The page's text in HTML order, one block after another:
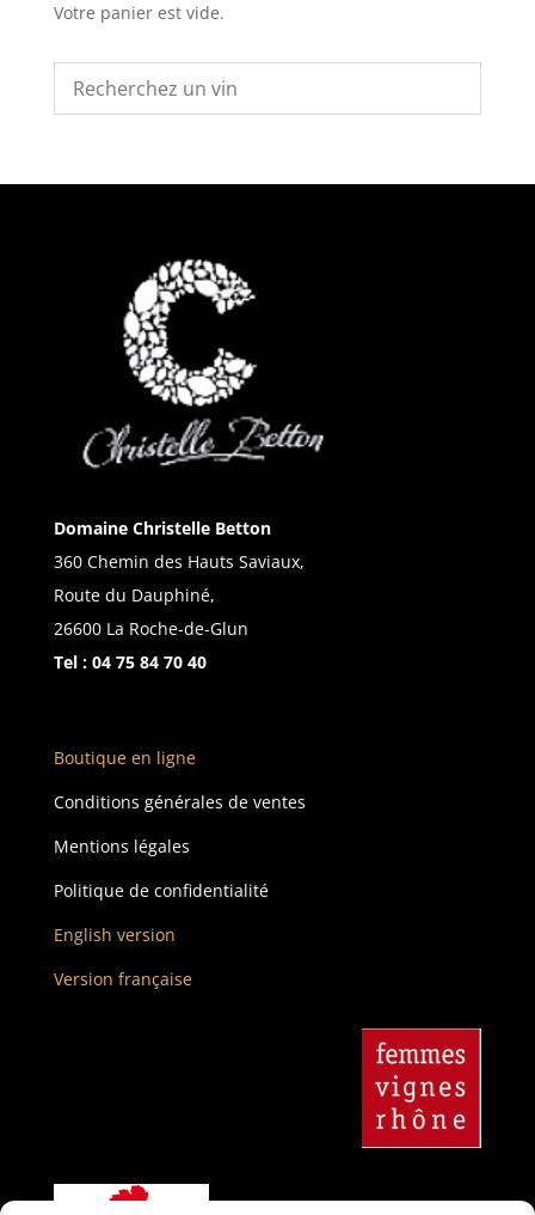
Votre panier est vide.
Domaine Christelle Betton
360 Chemin des Hauts Saviaux,
Route du Dauphiné,
26600 La Roche-de-Glun
Tel : 04 75 84 70 40
Boutique en ligne
Conditions générales de ventes
Mentions légales
Politique de confidentialité
English version
Version française